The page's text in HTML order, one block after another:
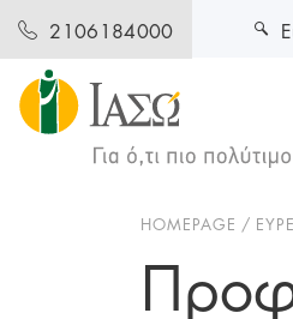
2106184000
HOMEPAGE